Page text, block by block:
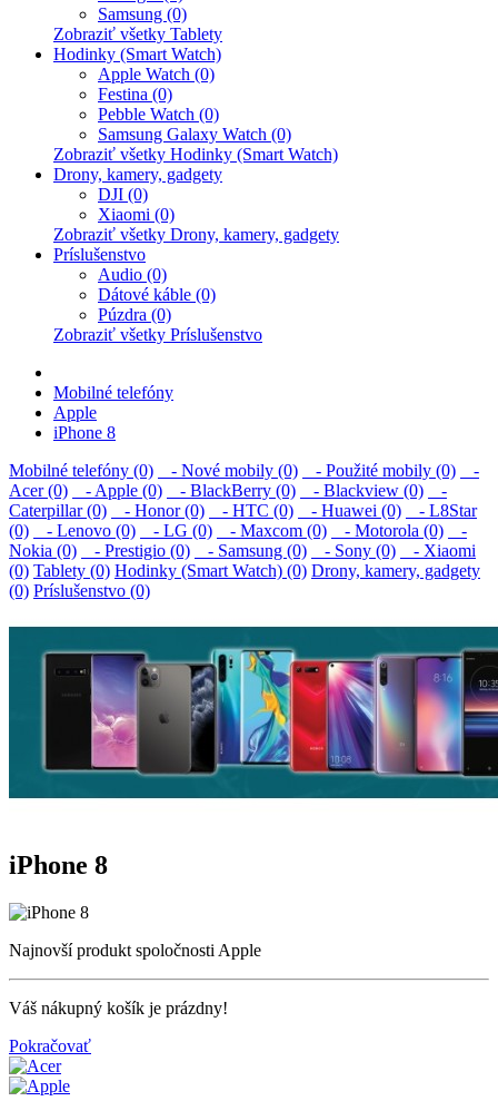
Samsung (0)
Zobraziť všetky Tablety
Hodinky (Smart Watch)
Apple Watch (0)
Festina (0)
Pebble Watch (0)
Samsung Galaxy Watch (0)
Zobraziť všetky Hodinky (Smart Watch)
Drony, kamery, gadgety
DJI (0)
Xiaomi (0)
Zobraziť všetky Drony, kamery, gadgety
Príslušenstvo
Audio (0)
Dátové káble (0)
Púzdra (0)
Zobraziť všetky Príslušenstvo
Mobilné telefóny
Apple
iPhone 8
Mobilné telefóny (0)
- Nové mobily (0) - Použité mobily (0)
-
Acer (0)
- Apple (0) - BlackBerry (0) - Blackview (0)
-
Caterpillar (0)
- Honor (0) - HTC (0) - Huawei (0)
- L8Star
(0)
- Lenovo (0) - LG (0) - Maxcom (0) - Motorola (0)
-
Nokia (0)
- Prestigio (0) - Samsung (0) - Sony (0)
- Xiaomi
(0) Tablety (0) Hodinky (Smart Watch) (0) Drony, kamery, gadgety
(0) Príslušenstvo (0)
iPhone 8
Najnovší produkt spoločnosti Apple
Váš nákupný košík je prázdny!
Pokračovať